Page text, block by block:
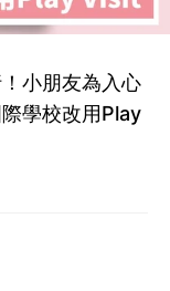
小朋友為入心
學校改用Play